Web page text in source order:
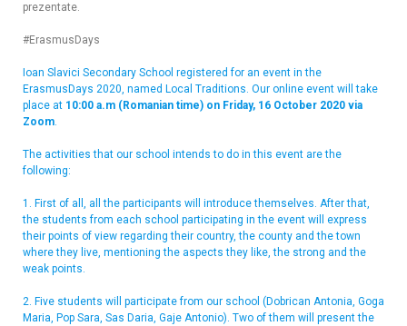
prezentate.
#ErasmusDays
Ioan Slavici Secondary School registered for an event in the
ErasmusDays 2020, named Local Traditions. Our online event will take
place at 10:00 a.m (Romanian time) on Friday, 16 October 2020 via
Zoom.
The activities that our school intends to do in this event are the
following:
1. First of all, all the participants will introduce themselves. After that,
the students from each school participating in the event will express
their points of view regarding their country, the county and the town
where they live, mentioning the aspects they like, the strong and the
weak points.
2. Five students will participate from our school (Dobrican Antonia, Goga
Maria, Pop Sara, Sas Daria, Gaje Antonio). Two of them will present the